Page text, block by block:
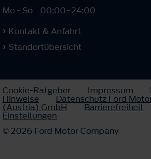
Mo - So
00:00-24:00
Kontakt & Anfahrt
Standortübersicht
Cookie-Ratgeber Impressum
Hinweise Datenschutz Ford
(Austria) GmbH Barrierefreiheit
Einstellungen
© 2026 Ford Motor Company